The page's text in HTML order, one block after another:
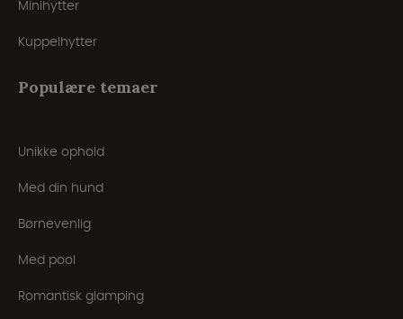
Minihytter
Kuppelhytter
Populære temaer
Unikke ophold
Med din hund
Børnevenlig
Med pool
Romantisk glamping